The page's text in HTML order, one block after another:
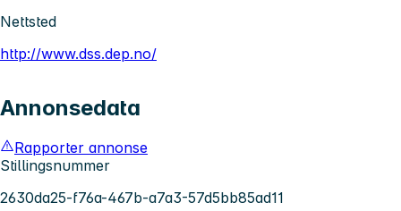
Nettsted
http://www.dss.dep.no/
Annonsedata
Rapporter annonse
Stillingsnummer
2630da25-f76a-467b-a7a3-57d5bb85ad11